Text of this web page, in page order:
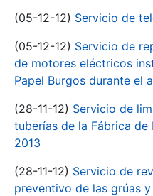
(05-12-12) Servicio de
(05-12-12) Servicio de
de motores eléctricos
Papel Burgos durante el
(28-11-12) Servicio de
tuberías de la Fábrica de
2013
(28-11-12) Servicio de
preventivo de las grúas